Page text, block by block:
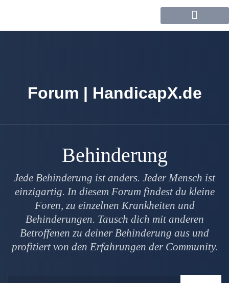
Forum | HandicapX.de
Behinderung
Jede Behinderung ist anders. Jeder Mensch ist
einzigartig. In diesem Forum findest du kleine
Foren, zu einzelnen Krankheiten und
Behinderungen. Tausch dich mit anderen
Betroffenen zu deiner Behinderung aus und
profitiert von den Erfahrungen der Community.